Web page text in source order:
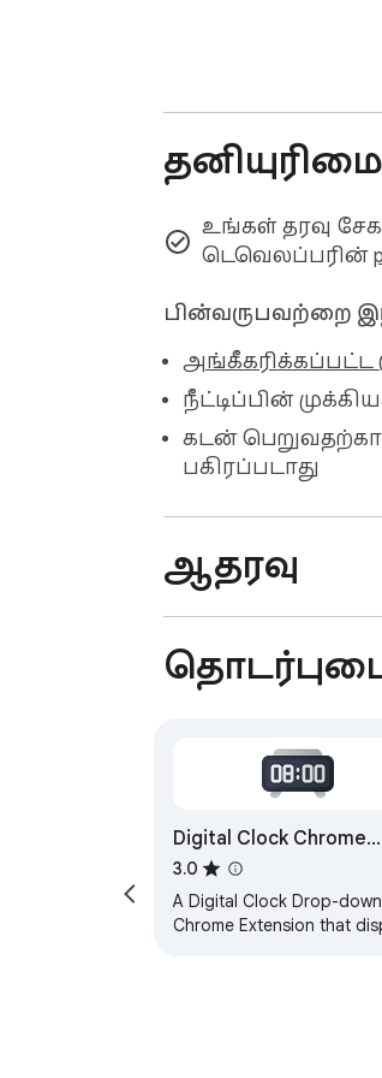
தனியுரிமை
உங்கள் தரவு
டெவெலப்பரின்
பின்வருபவற்றை
அங்கீகரிக்கப்பட்ட
நீட்டிப்பின்
கடன்
பகிரப்படாது
ஆதரவு
Digital Clock Chrome
Extension
3.0
A Digital Clock Drop-down
Chrome Extension that